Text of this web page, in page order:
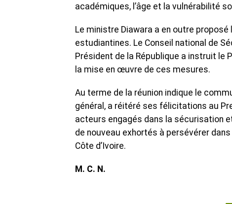
académiques, l’âge et la vulnérabilité
Le ministre Diawara a en outre
estudiantines. Le Conseil national de
Président de la République a instruit le
la mise en œuvre de ces mesures.
Au terme de la réunion indique le
général, a réitéré ses félicitations au
acteurs engagés dans la sécurisation
de nouveau exhortés à persévérer
Côte d’Ivoire.
M. C. N.